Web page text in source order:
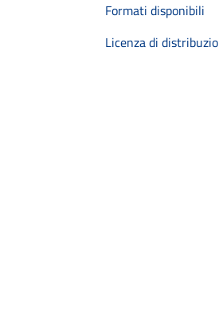
Formati disponibili
Licenza di